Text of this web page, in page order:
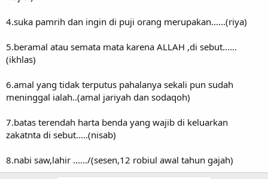
4.suka pamrih dan ingin di puji orang merupakan......(riya)
5.beramal atau semata mata karena ALLAH ,di sebut......
(ikhlas)
6.amal yang tidak terputus pahalanya sekali pun sudah
meninggal ialah..(amal jariyah dan sodaqoh)
7.batas terendah harta benda yang wajib di keluarkan
zakatnta di sebut.....(nisab)
8.nabi saw,lahir ....../(sesen,12 robiul awal tahun gajah)